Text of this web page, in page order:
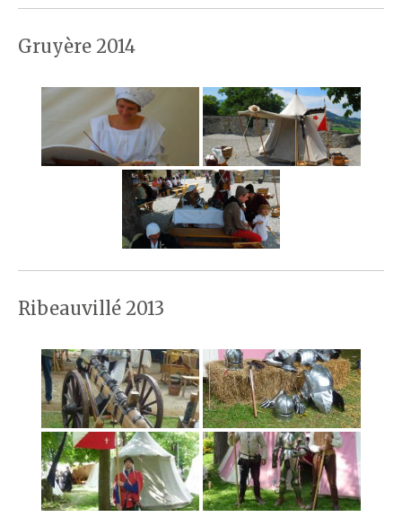
Gruyère 2014
Ribeauvillé 2013